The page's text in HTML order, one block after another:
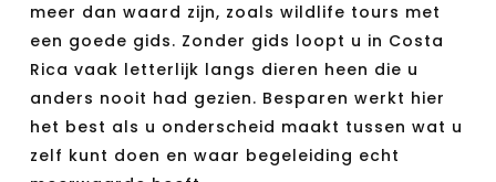
meer dan waard zijn, zoals wildlife tours met
een goede gids. Zonder gids loopt u in Costa
Rica vaak letterlijk langs dieren heen die u
anders nooit had gezien. Besparen werkt hier
het best als u onderscheid maakt tussen wat u
zelf kunt doen en waar begeleiding echt